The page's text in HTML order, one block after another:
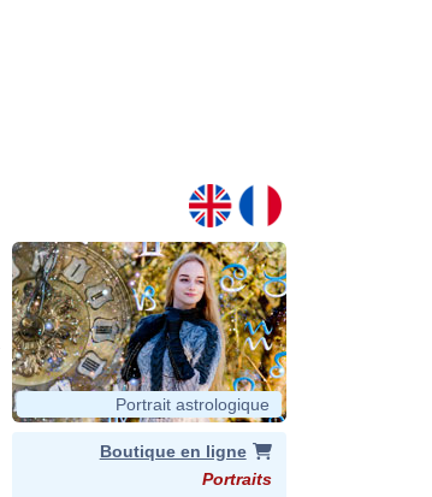
Portrait astrologique
Boutique en ligne
Portraits